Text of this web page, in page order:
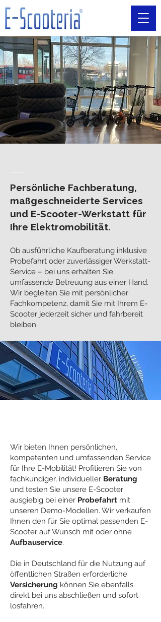
Persönliche Fachberatung,
maßgeschneiderte Services
und E-Scooter-Werkstatt für
Ihre Elektromobilität.
Ob ausführliche Kaufberatung inklusive
Probefahrt oder zuverlässiger Werkstatt-
Service – bei uns erhalten Sie
umfassende Betreuung aus einer Hand.
Wir begleiten Sie mit persönlicher
Fachkompetenz, damit Sie mit Ihrem E-
Scooter jederzeit sicher und fahrbereit
bleiben.
Wir bieten Ihnen persönlichen,
kompetenten und umfassenden Service
für Ihre E-Mobilität! Profitieren Sie von
fachkundiger, individueller Beratung
und testen Sie unsere E-Scooter
ausgiebig bei einer Probefahrt mit
unseren Demo-Modellen. Wir verkaufen
Ihnen den für Sie optimal passenden E-
Scooter auf Wunsch mit oder ohne
Aufbauservice.
Die in Deutschland für die Nutzung auf
öffentlichen Straßen erforderliche
Versicherung können Sie ebenfalls
direkt bei uns abschließen und sofort
losfahren.